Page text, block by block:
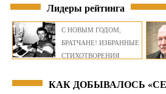
Лидеры рейтинга
С НОВЫМ ГОДОМ,
БРАТЧАНЕ! ИЗБРАННЫЕ
СТИХОТВОРЕНИЯ
КАК ДОБЫВАЛОСЬ